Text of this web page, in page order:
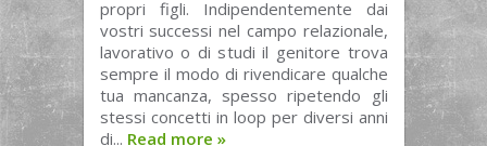
propri figli. Indipendentemente dai
vostri successi nel campo relazionale,
lavorativo o di studi il genitore trova
sempre il modo di rivendicare qualche
tua mancanza, spesso ripetendo gli
stessi concetti in loop per diversi anni
di... Read more »